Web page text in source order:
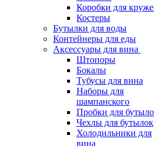
Коробки для
Костеры
Бутылки для воды
Контейнеры для еды
Аксессуары для вина
Штопоры
Бокалы
Тубусы для вина
Наборы для
шампанского
Пробки для
Чехлы для бутылок
Холодильники для
вина